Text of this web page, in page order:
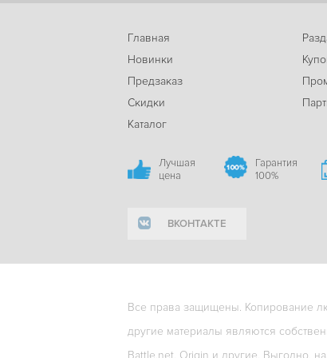
Главная
Новинки
Предзаказ
Скидки
Каталог
Лучшая
цена
Гарантия
100%
ВКОНТАКТЕ
Все права защищены. Копирование
другие материалы являются
Battle.net, Origin и другие. Выгодно,